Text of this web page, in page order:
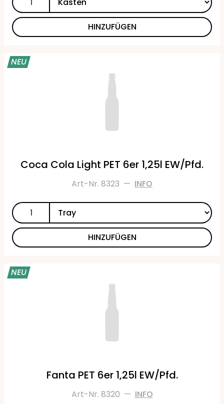
HINZUFÜGEN
NEU
Coca Cola Light PET 6er 1,25l EW/Pfd.
Art-Nr. 8323 — INFO
HINZUFÜGEN
NEU
Fanta PET 6er 1,25l EW/Pfd.
Art-Nr. 8320 — INFO